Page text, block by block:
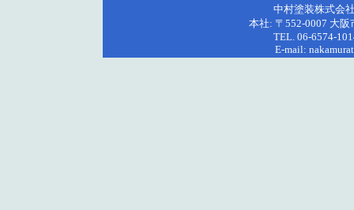
中村塗装株式会
本社: 〒552-0007 大
TEL. 06-6574-
E-mail: